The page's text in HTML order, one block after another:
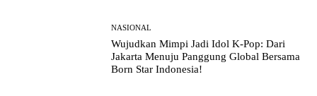
NASIONAL
Wujudkan Mimpi Jadi Idol K-Pop: Dari
Jakarta Menuju Panggung Global Bersama
Born Star Indonesia!